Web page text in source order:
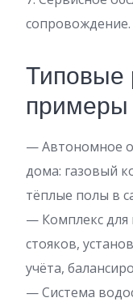
сопровождение.
Типовые
примеры
— Автономное
дома: газовый
тёплые полы в
— Комплекс
стояков,
учёта,
— Система